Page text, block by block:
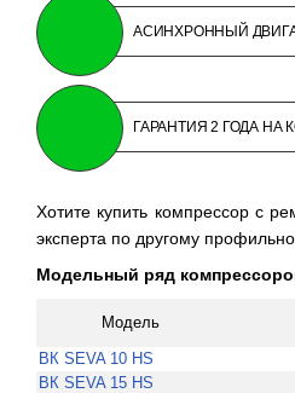
АСИНХРОННЫЙ
ГАРАНТИЯ 2 ГОДА НА
Хотите купить компрессор с
эксперта по другому
Модельный ряд
Модель
ВК SEVA 10 HS
ВК SEVA 15 HS